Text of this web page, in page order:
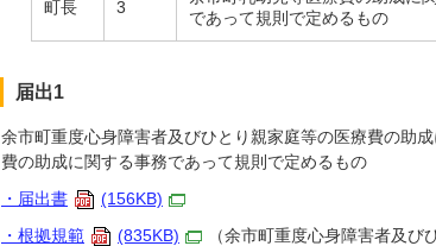
町長 3
であって規則で定めるもの
届出1
余市町重度心身障害者及びひとり親家庭等の医療費の助
費の助成に関する事務であって規則で定めるもの
・届出書
(156KB)
・根拠規範
(835KB)
（余市町重度心身障害者及